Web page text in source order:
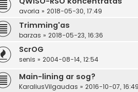
avoria » 2018-05-30, 17:49
Trimming'as
barzas » 2018-05-23, 16:36
ScrOG
senis » 2004-08-14, 12:54
Main-lining ar sog?
KaraliusVilgaudas » 2016-10-07, 16:49